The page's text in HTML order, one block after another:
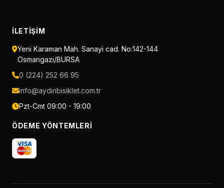
İLETIŞIM
Yeni Karaman Mah. Sanayi cad. No:142-144
Osmangazi/BURSA
0 (224) 252 66 95
info@aydinbisiklet.com.tr
Pzt-Cmt 09:00 - 19:00
ÖDEME YÖNTEMLERI